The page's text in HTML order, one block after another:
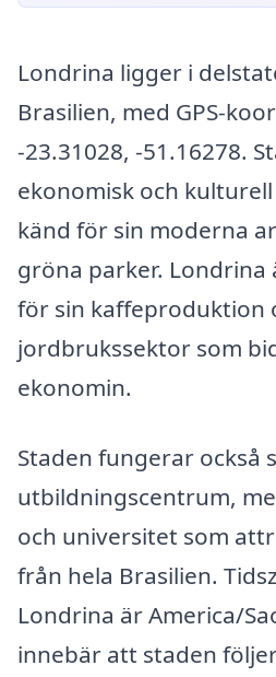
Londrina ligger i
Brasilien, med GPS-
-23.31028, -51.16278.
ekonomisk och
känd för sin moderna
gröna parker. Londrina
för sin kaffeproduktion
jordbrukssektor som
ekonomin.
Staden fungerar också
utbildningscentrum,
och universitet som
från hela Brasilien.
Londrina är America/
innebär att staden